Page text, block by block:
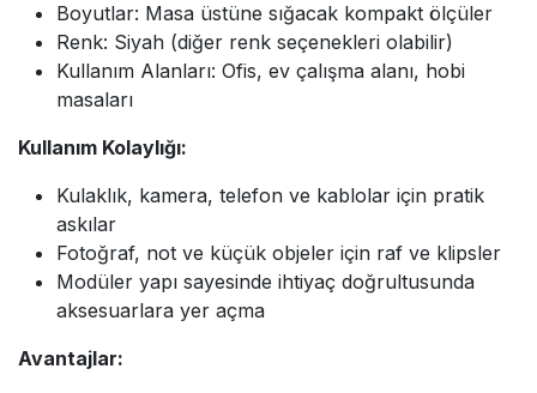
Boyutlar: Masa üstüne sığacak kompakt ölçüler
Renk: Siyah (diğer renk seçenekleri olabilir)
Kullanım Alanları: Ofis, ev çalışma alanı, hobi
masaları
Kullanım Kolaylığı:
Kulaklık, kamera, telefon ve kablolar için pratik
askılar
Fotoğraf, not ve küçük objeler için raf ve klipsler
Modüler yapı sayesinde ihtiyaç doğrultusunda
aksesuarlara yer açma
Avantajlar: